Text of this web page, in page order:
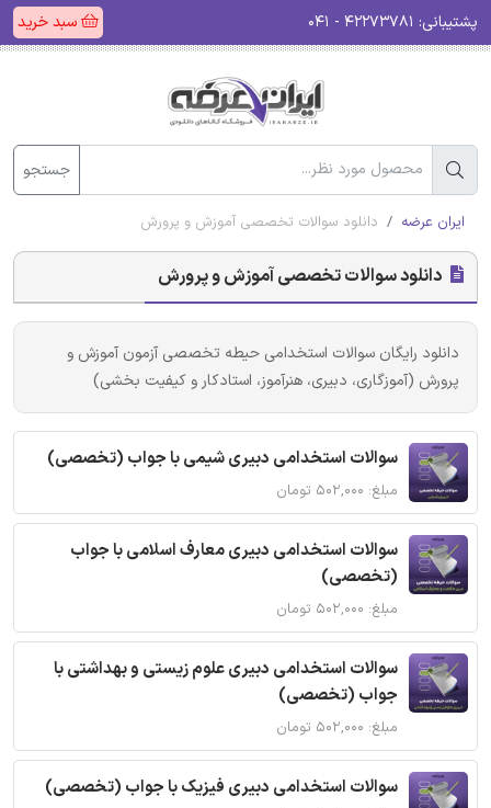
پشتیبانی: سبد خرید
جستجو
ایران عرضه دانلود سوالات تخصصی آموزش و پرورش
دانلود سوالات تخصصی آموزش و پرورش
دانلود رایگان سوالات استخدامی حیطه تخصصی آزمون آموزش و
پرورش (آموزگاری، دبیری، هنرآموز، استادکار و کیفیت بخشی)
سوالات استخدامی دبیری شیمی با جواب (تخصصی)
مبلغ: ۵۰۲,۰۰۰ تومان
سوالات استخدامی دبیری معارف اسلامی با جواب
(تخصصی)
مبلغ: ۵۰۲,۰۰۰ تومان
سوالات استخدامی دبیری علوم زیستی و بهداشتی با
جواب (تخصصی)
مبلغ: ۵۰۲,۰۰۰ تومان
سوالات استخدامی دبیری فیزیک با جواب (تخصصی)